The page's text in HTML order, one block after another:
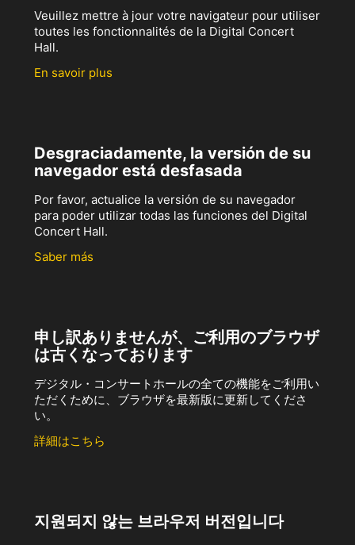
Veuillez mettre à jour votre navigateur pour utiliser
toutes les fonctionnalités de la Digital Concert
Hall.
En savoir plus
Desgraciadamente, la versión de su
navegador está desfasada
Por favor, actualice la versión de su navegador
para poder utilizar todas las funciones del Digital
Concert Hall.
Saber más
申し訳ありませんが、ご利用のブラウザ
は古くなっております
デジタル・コンサートホールの全ての機能をご利用い
ただくために、ブラウザを最新版に更新してくださ
い。
詳細はこちら
지원되지 않는 브라우저 버전입니다